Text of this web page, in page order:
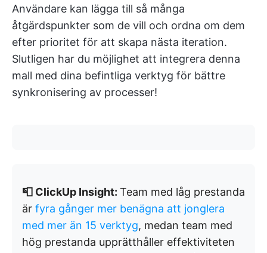
Användare kan lägga till så många
åtgärdspunkter som de vill och ordna om dem
efter prioritet för att skapa nästa iteration.
Slutligen har du möjlighet att integrera denna
mall med dina befintliga verktyg för bättre
synkronisering av processer!
📮 ClickUp Insight: Team med låg prestanda
är fyra gånger mer benägna att jonglera
med mer än 15 verktyg, medan team med
hög prestanda upprätthåller effektiviteten